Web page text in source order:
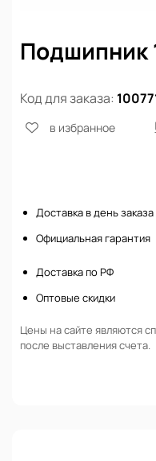
Подшипник
Код для заказа:
в избранное
Доставка в день заказа
Официальная гарантия
Доставка по РФ
Оптовые скидки
Цены на сайте являются
после выставления счета.